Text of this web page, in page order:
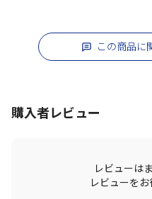
この商品に
購入者レビュー
レビューは
レビューをお